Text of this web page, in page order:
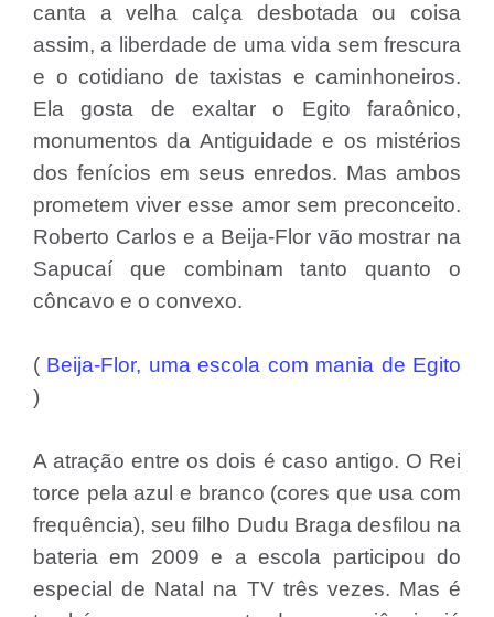
canta a velha calça desbotada ou coisa
assim, a liberdade de uma vida sem frescura
e o cotidiano de taxistas e caminhoneiros.
Ela gosta de exaltar o Egito faraônico,
monumentos da Antiguidade e os mistérios
dos fenícios em seus enredos. Mas ambos
prometem viver esse amor sem preconceito.
Roberto Carlos e a Beija-Flor vão mostrar na
Sapucaí que combinam tanto quanto o
côncavo e o convexo.
( Beija-Flor, uma escola com mania de Egito
)
A atração entre os dois é caso antigo. O Rei
torce pela azul e branco (cores que usa com
frequência), seu filho Dudu Braga desfilou na
bateria em 2009 e a escola participou do
especial de Natal na TV três vezes. Mas é